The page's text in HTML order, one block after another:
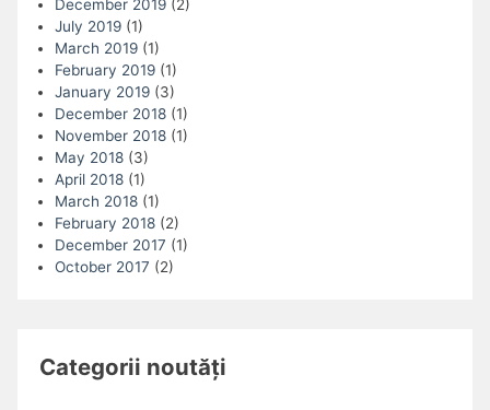
December 2019(2)
July 2019(1)
March 2019(1)
February 2019(1)
January 2019(3)
December 2018(1)
November 2018(1)
May 2018(3)
April 2018(1)
March 2018(1)
February 2018(2)
December 2017 (1)
October 2017 (2)
Categorii noutăți